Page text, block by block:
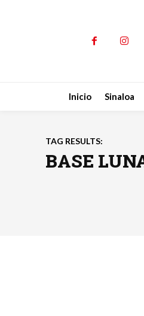
Inicio Sinaloa
TAG RESULTS:
BASE